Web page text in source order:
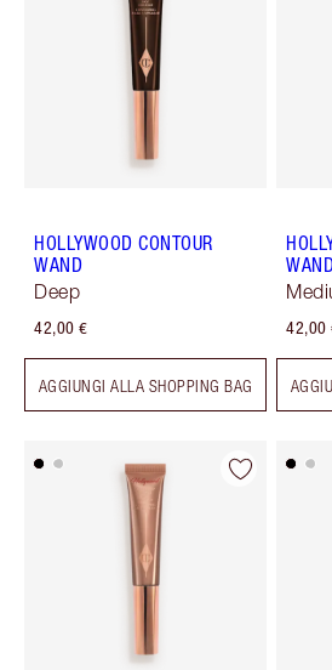
HOLLYWOOD CONTOUR
WAND
Deep
42,00 €
AGGIUNGI ALLA SHOPPING BAG
42,00